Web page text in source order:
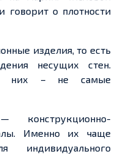
говорит о плотности
изделия, то есть
несущих стен.
у них – не самые
Именно их чаще